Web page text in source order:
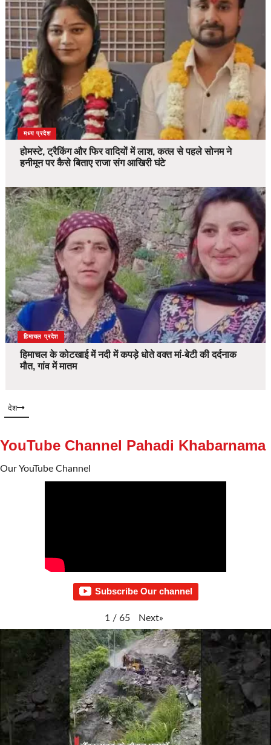
देश
मध्य प्रदेश
होमस्टे, ट्रैकिंग और फिर वादियों में लाश, कत्ल से पहले सोनम ने
हनीमून पर कैसे बिताए राजा संग आखिरी घंटे
देश
हिमाचल प्रदेश
हिमाचल के कोटखाई में नदी में कपड़े धोते वक्त मां-बेटी की दर्दनाक
मौत, गांव में मातम
देश
YouTube Channel Pahadi Khabarnama
Our YouTube Channel
Subscribe Our channel
1 / 65 Next»